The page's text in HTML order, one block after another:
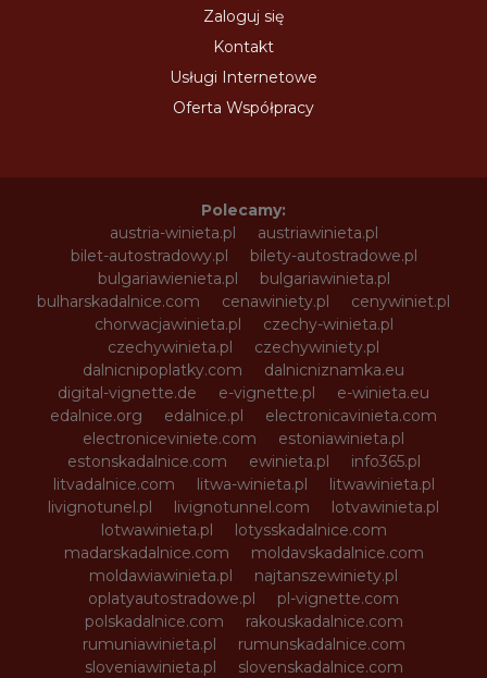
Zaloguj się
Kontakt
Usługi Internetowe
Oferta Współpracy
Polecamy:
austria-winieta.pl
austriawinieta.pl
bilet-autostradowy.pl
bilety-autostradowe.pl
bulgariawienieta.pl
bulgariawinieta.pl
bulharskadalnice.com
cenawiniety.pl
cenywiniet.pl
chorwacjawinieta.pl
czechy-winieta.pl
czechywinieta.pl
czechywiniety.pl
dalnicnipoplatky.com
dalnicniznamka.eu
digital-vignette.de
e-vignette.pl
e-winieta.eu
edalnice.org
edalnice.pl
electronicavinieta.com
electroniceviniete.com
estoniawinieta.pl
estonskadalnice.com
ewinieta.pl
info365.pl
litvadalnice.com
litwa-winieta.pl
litwawinieta.pl
livignotunel.pl
livignotunnel.com
lotvawinieta.pl
lotwawinieta.pl
lotysskadalnice.com
madarskadalnice.com
moldavskadalnice.com
moldawiawinieta.pl
najtanszewiniety.pl
oplatyautostradowe.pl
pl-vignette.com
polskadalnice.com
rakouskadalnice.com
rumuniawinieta.pl
rumunskadalnice.com
sloveniawinieta.pl
slovenskadalnice.com